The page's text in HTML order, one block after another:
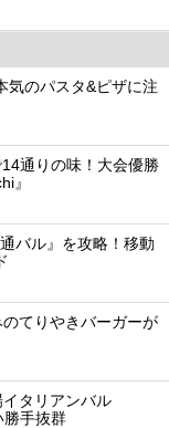
気のパスタ&ピザに注
通りの味！大会優勝
』
バル』を攻略！移動
てりやきバーガーが
タリアンバル
勝手抜群